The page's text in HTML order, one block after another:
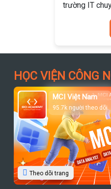
trường IT
HỌC VIỆN CÔNG
MCI Việt Nam
95.7k người theo dõi
Theo dõi trang